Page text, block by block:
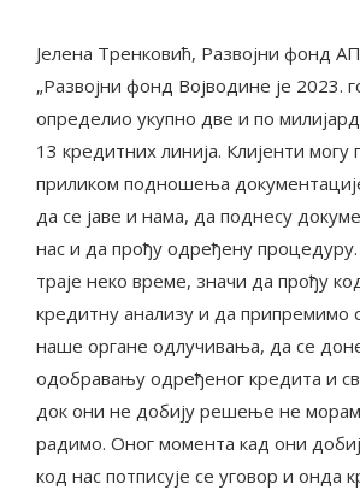
Јелена Тренковић, Развојни фонд
„Развојни фонд Војводине је 2023.
определио укупно две и по
13 кредитних линија. Клијенти могу
приликом подношења
да се јаве и нама, да поднесу
нас и да прођу одређену
траје неко време, значи да прођу
кредитну анализу и да припремимо
наше органе одлучивања, да се
одобравању одређеног кредита и
док они не добију решење не
радимо. Оног момента кад они
код нас потписује се уговор и онда